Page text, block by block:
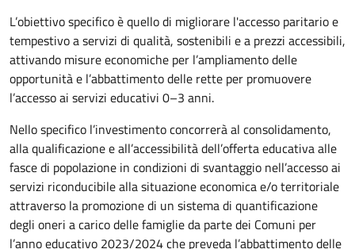
L’obiettivo specifico è quello di migliorare l'accesso paritario e
tempestivo a servizi di qualità, sostenibili e a prezzi accessibili,
attivando misure economiche per l’ampliamento delle
opportunità e l’abbattimento delle rette per promuovere
l’accesso ai servizi educativi 0–3 anni.
Nello specifico l’investimento concorrerà al consolidamento,
alla qualificazione e all’accessibilità dell’offerta educativa alle
fasce di popolazione in condizioni di svantaggio nell’accesso ai
servizi riconducibile alla situazione economica e/o territoriale
attraverso la promozione di un sistema di quantificazione
degli oneri a carico delle famiglie da parte dei Comuni per
l’anno educativo 2023/2024 che preveda l’abbattimento delle